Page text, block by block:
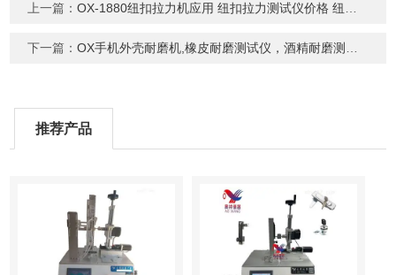
上一篇：OX-1880纽扣拉力机应用 纽扣拉力测试仪价格 纽扣测力台厂家，纽扣拉力机规格，纽扣拉力机
下一篇：OX手机外壳耐磨机,橡皮耐磨测试仪，酒精耐磨测试仪,铅笔耐磨试验机价格
推荐产品